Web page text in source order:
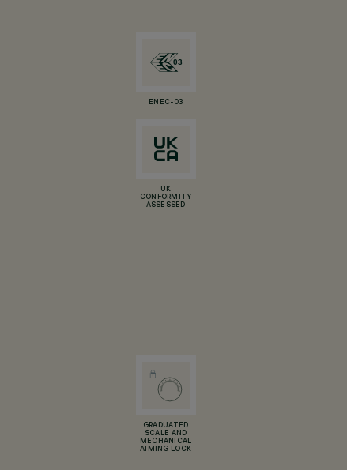
ENEC-03
UK
CONFORMITY
ASSESSED
GRADUATED
SCALE AND
MECHANICAL
AIMING LOCK